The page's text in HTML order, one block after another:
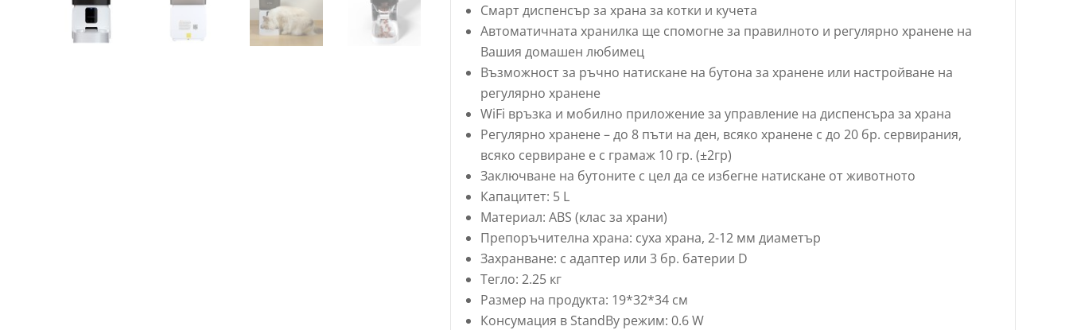
Смарт диспенсър за храна за котки и кучета
Автоматичната хранилка ще спомогне за правилното и регулярно хранене на
Вашия домашен любимец
Възможност за ръчно натискане на бутона за хранене или настройване на
регулярно хранене
WiFi връзка и мобилно приложение за управление на диспенсъра за храна
Регулярно хранене – до 8 пъти на ден, всяко хранене с до 20 бр. сервирания,
всяко сервиране е с грамаж 10 гр. (±2гр)
Заключване на бутоните с цел да се избегне натискане от животното
Капацитет: 5 L
Материал: ABS (клас за храни)
Препоръчителна храна: суха храна, 2-12 мм диаметър
Захранване: с адаптер или 3 бр. батерии D
Тегло: 2.25 кг
Размер на продукта: 19*32*34 см
Консумация в StandBy режим: 0.6 W